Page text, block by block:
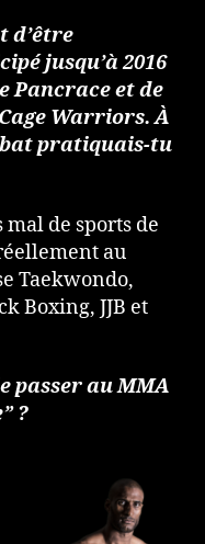
d’être
jusqu’à 2016
Pancrace et de
Warriors. À
pratiquais-tu
mal de sports de
au
Taekwondo,
Boxing, JJB et
passer au MMA
?